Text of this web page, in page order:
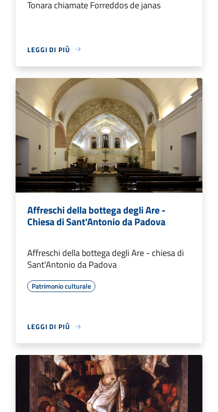
Tonara chiamate Forreddos de janas
LEGGI DI PIÙ
Affreschi della bottega degli Are -
Chiesa di Sant'Antonio da Padova
Affreschi della bottega degli Are - chiesa di
Sant'Antonio da Padova
Patrimonio culturale
LEGGI DI PIÙ